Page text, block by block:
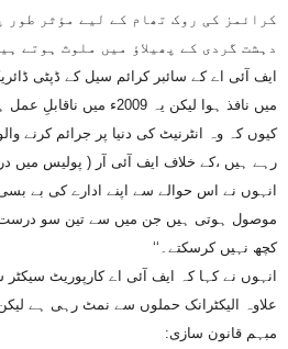
کرائمز کی روک تھام کے لیے مؤثر طور
دہشت گردی کے پھیلاؤ میں ملوث ہوتے
میں نافذ ہوا لیکن یہ
کیوں کہ وہ انٹرنیٹ کی دنیا پر جرائم کرنے
رہے ہیں ،کے خلاف ایف آئی آر ( پولیس میں
انہوں نے اس حوالے سے اپنے ادارے کی بے
موصول ہوتی ہیں جن میں سے تین سو درست
کچھ نہیں کرسکتے۔‘‘
انہوں نے کہا کہ ایف آئی اے کارپوریٹ
علاوہ الیکٹرانک حملوں سے نمٹ رہی ہے
مبہم قانون سازی: